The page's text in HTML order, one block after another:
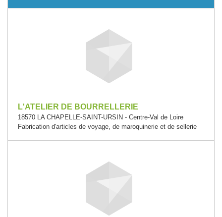
L'ATELIER DE BOURRELLERIE
18570 LA CHAPELLE-SAINT-URSIN - Centre-Val de Loire
Fabrication d'articles de voyage, de maroquinerie et de sellerie